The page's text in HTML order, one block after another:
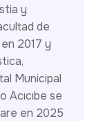
y
de
2017 y
Municipal
Acıcıbe se
en 2025